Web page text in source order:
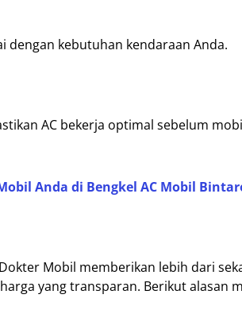
dengan kebutuhan kendaraan Anda.
AC bekerja optimal sebelum
Anda di Bengkel AC Mobil
Mobil memberikan lebih dari
yang transparan. Berikut alasan